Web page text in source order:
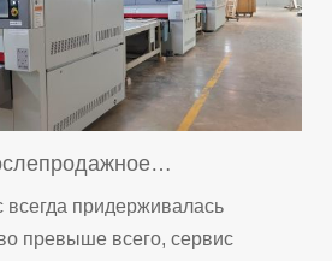
поддерживает
придерживалась
превыше всего, сервис